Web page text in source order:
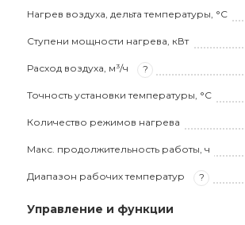
Нагрев воздуха, дельта температуры, °С
Ступени мощности нагрева, кВт
Расход воздуха, м³/ч ?
Точность установки температуры, °С
Количество режимов нагрева
Макс. продолжительность работы, ч
Диапазон рабочих температур ?
Управление и функции